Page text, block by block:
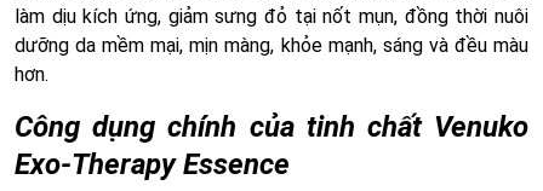
làm dịu kích ứng, giảm sưng đỏ tại nốt mụn, đồng thời nuôi
dưỡng da mềm mại, mịn màng, khỏe mạnh, sáng và đều màu
hơn.
Công dụng chính của tinh chất Venuko
Exo-Therapy Essence